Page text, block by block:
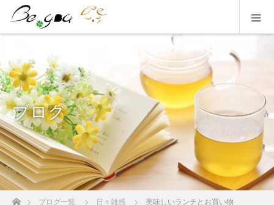
ブログ
ホームブログ一覧 日々雑感 美味しいランチとお買い物